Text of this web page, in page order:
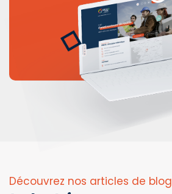
Découvrez nos articles de blog